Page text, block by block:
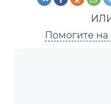
Помогите на